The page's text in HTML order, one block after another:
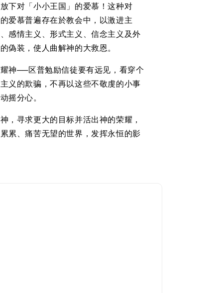
下对「小小王国」的爱慕！这种对
爱慕普遍存在於教会中，以激进主
感情主义、形式主义、信念主义及外
偽装，使人曲解神的大救恩。
神──区普勉励信徒要有远见，看穿个
义的欺骗，不再以这些不敬虔的小事
摇分心。
，寻求更大的目标并活出神的荣耀，
累、痛苦无望的世界，发挥永恒的影